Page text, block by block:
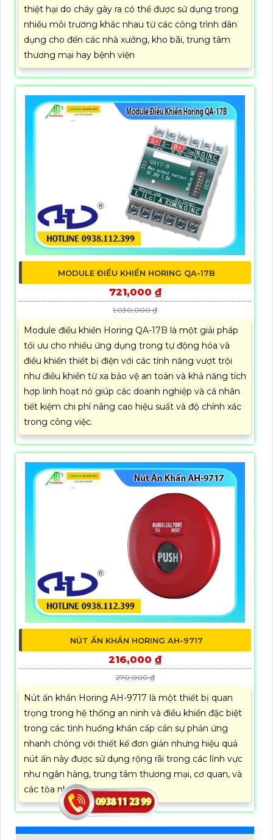
thiệt hại do cháy gây ra có thể được sử dụng trong
nhiều môi trường khác nhau từ các công trình dân
dụng cho đến các nhà xưởng, kho bãi, trung tâm
thương mại hay bệnh viện
MODULE ĐIỀU KHIỂN HORING QA-17B
721,000 ₫
1,030,000 ₫
Module điều khiển Horing QA-17B là một giải pháp
tối ưu cho nhiều ứng dụng trong tự động hóa và
điều khiển thiết bị điện với các tính năng vượt trội
như điều khiển từ xa bảo vệ an toàn và khả năng tích
hợp linh hoạt nó giúp các doanh nghiệp và cá nhân
tiết kiệm chi phí nâng cao hiệu suất và độ chính xác
trong công việc.
NÚT ẤN KHẨN HORING AH-9717
216,000 ₫
270,000 ₫
Nút ấn khẩn Horing AH-9717 là một thiết bị quan
trọng trong hệ thống an ninh và điều khiển đặc biệt
trong các tình huống khẩn cấp cần sự phản ứng
nhanh chóng với thiết kế đơn giản nhưng hiệu quả
nút ấn này được sử dụng rộng rãi trong các lĩnh vực
như ngân hàng, trung tâm thương mại, cơ quan, và
các tòa nhà lớn.